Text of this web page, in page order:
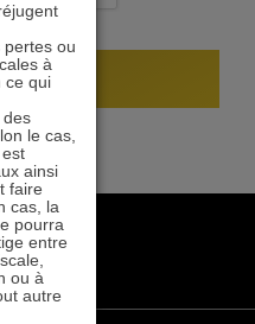
ou
à
ce qui
des
le cas,
ainsi
faire
cas, la
pourra
entre
ou à
autre